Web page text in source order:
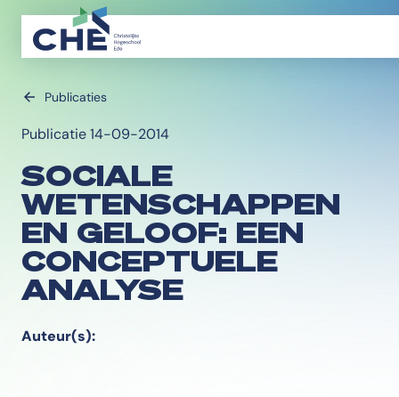
Publicaties
Publicatie 14-09-2014
SOCIALE
WETENSCHAPPEN
EN GELOOF: EEN
CONCEPTUELE
ANALYSE
Auteur(s):